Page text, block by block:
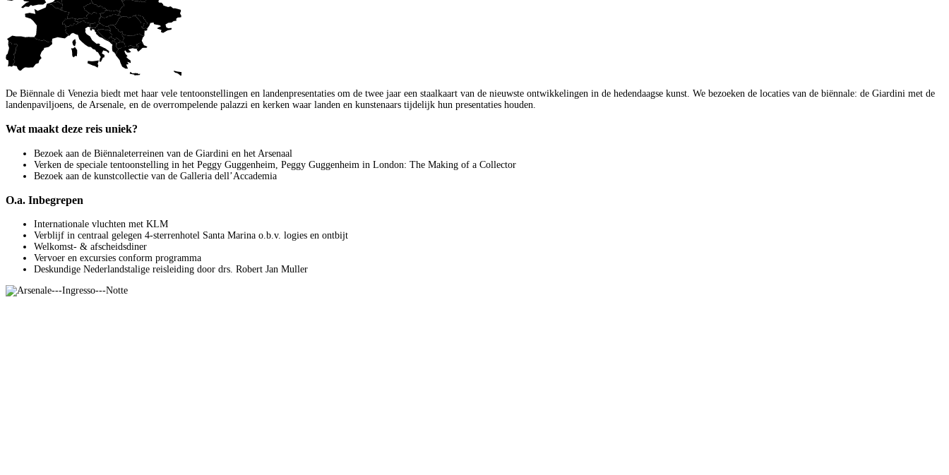
De Biënnale di Venezia biedt met haar vele tentoonstellingen en landenpresentaties om de twee jaar een staalkaart van de nieuwste ontwikkelingen in de hedendaagse kunst. We bezoeken de locaties van de biënnale: de Giardini met de
landenpaviljoens, de Arsenale, en de overrompelende palazzi en kerken waar landen en kunstenaars tijdelijk hun presentaties houden.
Wat maakt deze reis uniek?
Bezoek aan de Biënnaleterreinen van de Giardini en het Arsenaal
Verken de speciale tentoonstelling in het Peggy Guggenheim, Peggy Guggenheim in London: The Making of a Collector
Bezoek aan de kunstcollectie van de Galleria dell’Accademia
O.a. Inbegrepen
Internationale vluchten met KLM
Verblijf in centraal gelegen 4-sterrenhotel Santa Marina o.b.v. logies en ontbijt
Welkomst- & afscheidsdiner
Vervoer en excursies conform programma
Deskundige Nederlandstalige reisleiding door drs. Robert Jan Muller